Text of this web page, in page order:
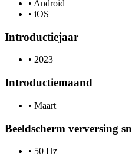
• Android
• iOS
Introductiejaar
• 2023
Introductiemaand
• Maart
Beeldscherm verversing
• 50 Hz